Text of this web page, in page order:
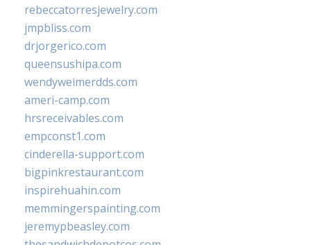
rebeccatorresjewelry.com
jmpbliss.com
drjorgerico.com
queensushipa.com
wendyweimerdds.com
ameri-camp.com
hrsreceivables.com
empconst1.com
cinderella-support.com
bigpinkrestaurant.com
inspirehuahin.com
memmingerspainting.com
jeremypbeasley.com